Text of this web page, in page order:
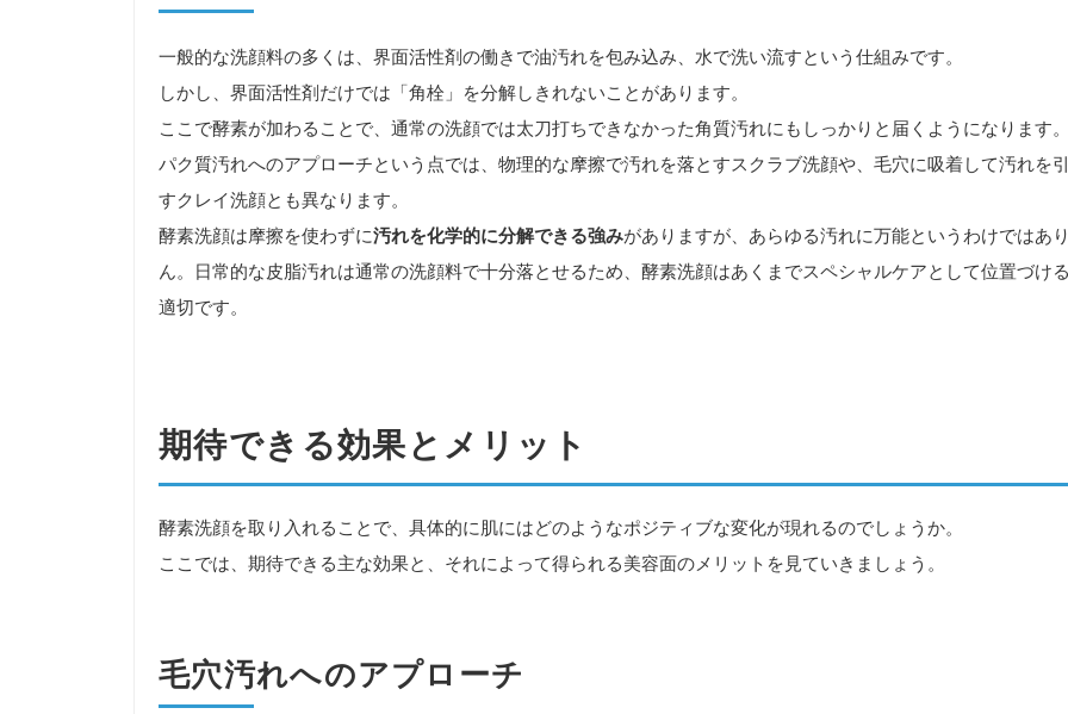
一般的な洗顔料の多くは、界面活性剤の働きで油汚れを包み込み、水で洗い流すという仕組みです。
しかし、界面活性剤だけでは「角栓」を分解しきれないことがあります。
ここで酵素が加わることで、通常の洗顔では太刀打ちできなかった角質汚れにもしっかりと届くようになります
パク質汚れへのアプローチという点では、物理的な摩擦で汚れを落とすスクラブ洗顔や、毛穴に吸着して汚れを
すクレイ洗顔とも異なります。
酵素洗顔は摩擦を使わずに汚れを化学的に分解できる強みがありますが、あらゆる汚れに万能というわけではあ
ん。日常的な皮脂汚れは通常の洗顔料で十分落とせるため、酵素洗顔はあくまでスペシャルケアとして位置づけ
適切です。
期待できる効果とメリット
酵素洗顔を取り入れることで、具体的に肌にはどのようなポジティブな変化が現れるのでしょうか。
ここでは、期待できる主な効果と、それによって得られる美容面のメリットを見ていきましょう。
毛穴汚れへのアプローチ